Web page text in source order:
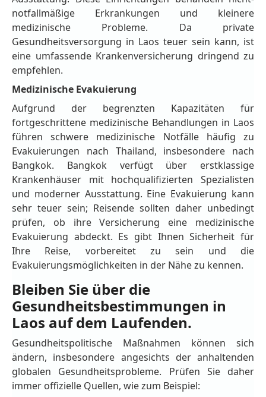
notfallmäßige Erkrankungen und kleinere
medizinische Probleme. Da private
Gesundheitsversorgung in Laos teuer sein kann, ist
eine umfassende Krankenversicherung dringend zu
empfehlen.
Medizinische Evakuierung
Aufgrund der begrenzten Kapazitäten für
fortgeschrittene medizinische Behandlungen in Laos
führen schwere medizinische Notfälle häufig zu
Evakuierungen nach Thailand, insbesondere nach
Bangkok. Bangkok verfügt über erstklassige
Krankenhäuser mit hochqualifizierten Spezialisten
und moderner Ausstattung. Eine Evakuierung kann
sehr teuer sein; Reisende sollten daher unbedingt
prüfen, ob ihre Versicherung eine medizinische
Evakuierung abdeckt. Es gibt Ihnen Sicherheit für
Ihre Reise, vorbereitet zu sein und die
Evakuierungsmöglichkeiten in der Nähe zu kennen.
Bleiben Sie über die
Gesundheitsbestimmungen in
Laos auf dem Laufenden.
Gesundheitspolitische Maßnahmen können sich
ändern, insbesondere angesichts der anhaltenden
globalen Gesundheitsprobleme. Prüfen Sie daher
immer offizielle Quellen, wie zum Beispiel: